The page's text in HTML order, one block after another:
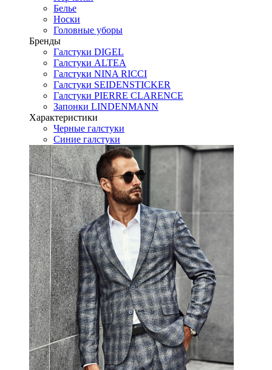
Белье
Носки
Головные уборы
Бренды
Галстуки DIGEL
Галстуки ALTEA
Галстуки NINA RICCI
Галстуки SEIDENSTICKER
Галстуки PIERRE CLARENCE
Запонки LINDENMANN
Характеристики
Черные галстуки
Синие галстуки